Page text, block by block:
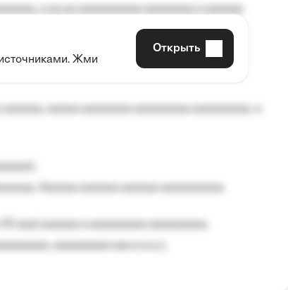
a aaaaaaaaaa, aaaaaa aaaaaa a aaaaaa.
Жми
Открыть